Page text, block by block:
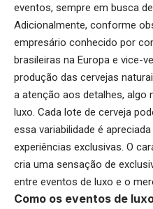
eventos, sempre em busca
Adicionalmente, conforme
empresário conhecido por
brasileiras na Europa e vice-
produção das cervejas
a atenção aos detalhes, algo
luxo. Cada lote de cerveja
essa variabilidade é
experiências exclusivas. O
cria uma sensação de
entre eventos de luxo e o
Como os eventos de